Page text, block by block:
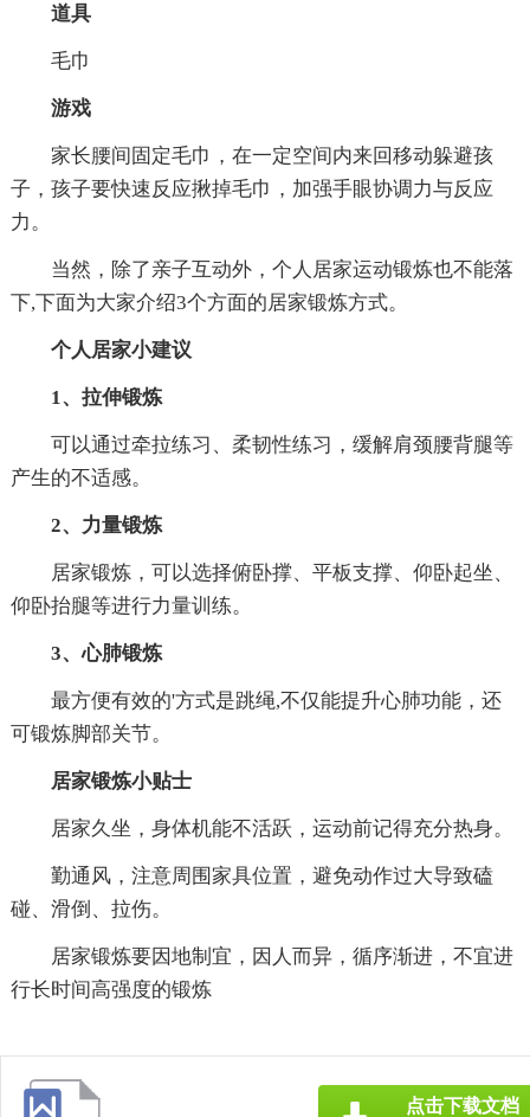
道具
毛巾
游戏
家长腰间固定毛巾，在一定空间内来回移动躲避孩
子，孩子要快速反应揪掉毛巾，加强手眼协调力与反应
力。
当然，除了亲子互动外，个人居家运动锻炼也不能落
下,下面为大家介绍3个方面的居家锻炼方式。
个人居家小建议
1、拉伸锻炼
可以通过牵拉练习、柔韧性练习，缓解肩颈腰背腿等
产生的不适感。
2、力量锻炼
居家锻炼，可以选择俯卧撑、平板支撑、仰卧起坐、
仰卧抬腿等进行力量训练。
3、心肺锻炼
最方便有效的'方式是跳绳,不仅能提升心肺功能，还
可锻炼脚部关节。
居家锻炼小贴士
居家久坐，身体机能不活跃，运动前记得充分热身。
勤通风，注意周围家具位置，避免动作过大导致磕
碰、滑倒、拉伤。
居家锻炼要因地制宜，因人而异，循序渐进，不宜进
行长时间高强度的锻炼
点击下载文档